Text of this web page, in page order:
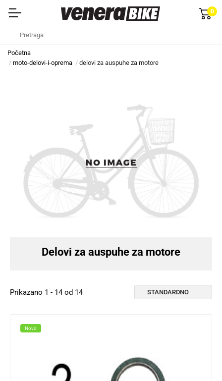
0
Početna
moto-delovi-i-oprema
delovi za auspuhe za motore
Delovi za auspuhe za motore
Prikazano 1 - 14 od 14
Novo